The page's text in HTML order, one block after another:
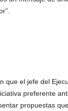
que el jefe del
preferente
propuestas